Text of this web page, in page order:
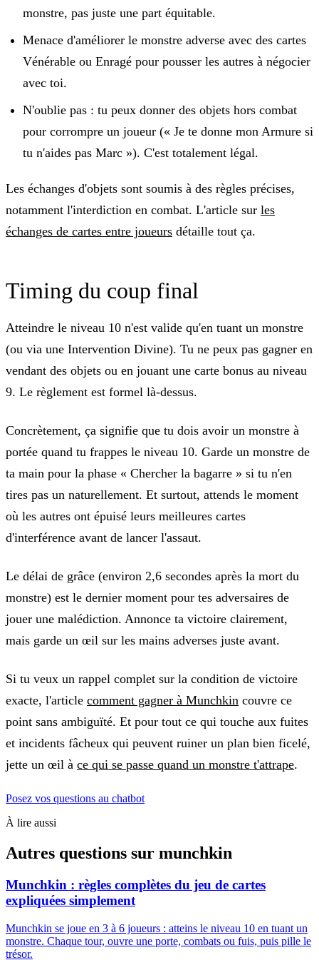
monstre, pas juste une part équitable.
Menace d'améliorer le monstre adverse avec des cartes
Vénérable ou Enragé pour pousser les autres à négocier
avec toi.
N'oublie pas : tu peux donner des objets hors combat
pour corrompre un joueur (« Je te donne mon Armure si
tu n'aides pas Marc »). C'est totalement légal.
Les échanges d'objets sont soumis à des règles précises,
notamment l'interdiction en combat. L'article sur les
échanges de cartes entre joueurs détaille tout ça.
Timing du coup final
Atteindre le niveau 10 n'est valide qu'en tuant un monstre
(ou via une Intervention Divine). Tu ne peux pas gagner en
vendant des objets ou en jouant une carte bonus au niveau
9. Le règlement est formel là-dessus.
Concrètement, ça signifie que tu dois avoir un monstre à
portée quand tu frappes le niveau 10. Garde un monstre de
ta main pour la phase « Chercher la bagarre » si tu n'en
tires pas un naturellement. Et surtout, attends le moment
où les autres ont épuisé leurs meilleures cartes
d'interférence avant de lancer l'assaut.
Le délai de grâce (environ 2,6 secondes après la mort du
monstre) est le dernier moment pour tes adversaires de
jouer une malédiction. Annonce ta victoire clairement,
mais garde un œil sur les mains adverses juste avant.
Si tu veux un rappel complet sur la condition de victoire
exacte, l'article comment gagner à Munchkin couvre ce
point sans ambiguïté. Et pour tout ce qui touche aux fuites
et incidents fâcheux qui peuvent ruiner un plan bien ficelé,
jette un œil à ce qui se passe quand un monstre t'attrape.
Posez vos questions au chatbot
À lire aussi
Autres questions sur munchkin
Munchkin : règles complètes du jeu de cartes
expliquées simplement
Munchkin se joue en 3 à 6 joueurs : atteins le niveau 10 en tuant un
monstre. Chaque tour, ouvre une porte, combats ou fuis, puis pille le
trésor.